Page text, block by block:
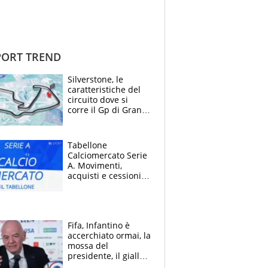
TREND
Silverstone, le
caratteristiche del
circuito dove si
corre il Gp di Gran
Tabellone
Calciomercato Serie
A. Movimenti,
acquisti e cessioni:
Fifa, Infantino è
accerchiato ormai, la
mossa del
presidente, il giallo